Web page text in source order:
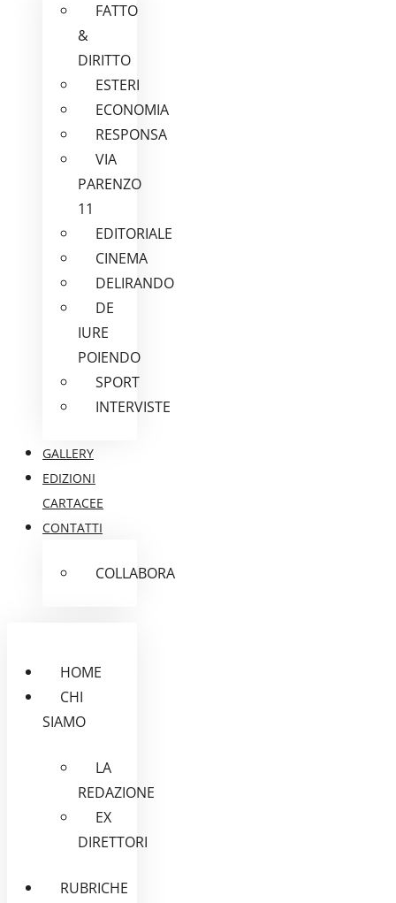
FATTO
&
DIRITTO
ESTERI
ECONOMIA
RESPONSA
VIA
PARENZO
11
EDITORIALE
CINEMA
DELIRANDO
DE
IURE
POIENDO
SPORT
INTERVISTE
GALLERY
EDIZIONI
CARTACEE
CONTATTI
COLLABORA
HOME
CHI
SIAMO
LA
REDAZIONE
EX
DIRETTORI
RUBRICHE